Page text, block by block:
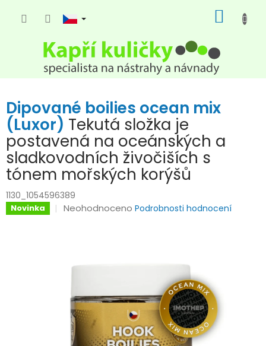
KOŠÍK
Dipované boilies ocean mix
(Luxor) Tekutá složka je
postavená na oceánských a
sladkovodních živočiších s
tónem mořských korýšů
1130_1054596389
Novinka
Průměrné
hvězdiček.
Neohodnoceno Podrobnosti hodnocení